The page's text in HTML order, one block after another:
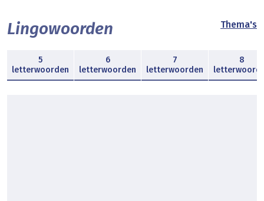
Lingowoorden Thema's
5
letterwoorden
6
letterwoorden
7
letterwoorden
8